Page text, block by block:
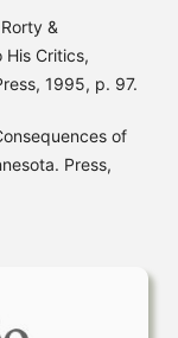
&
His Critics,
1995, p. 97.
of
Press,